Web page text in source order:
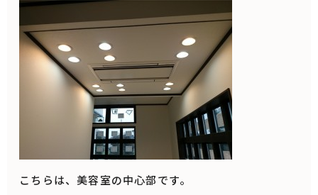
こちらは、美容室の中心部です。